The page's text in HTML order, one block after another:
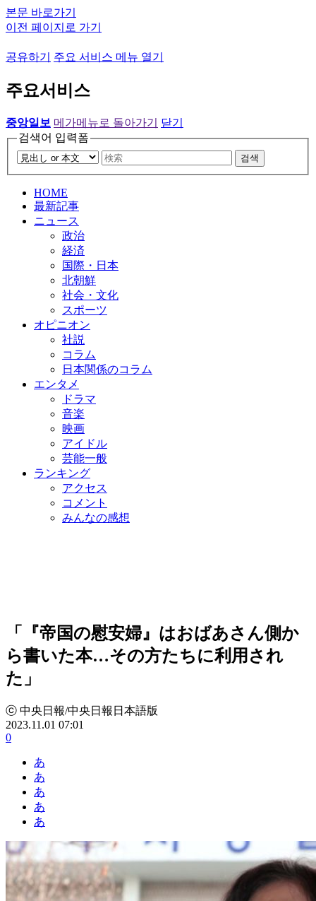
본문 바로가기
이전 페이지로 가기
공유하기 주요 서비스 메뉴 열기
주요서비스
중앙일보 메가메뉴로 돌아가기
닫기
검색어 입력폼
검색
HOME
最新記事
ニュース
政治
経済
国際・日本
北朝鮮
社会・文化
スポーツ
オピニオン
社説
コラム
日本関係のコラム
エンタメ
ドラマ
音楽
映画
アイドル
芸能一般
ランキング
アクセス
コメント
みんなの感想
「『帝国の慰安婦』はおばあさん側か
ら書いた本…その方たちに利用され
た」
ⓒ 中央日報/中央日報日本語版
2023.11.01 07:01
0
あ
あ
あ
あ
あ